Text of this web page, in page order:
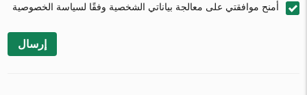
أمنح موافقتي على معالجة بياناتي الشخصية وفقًا لسياسة الخصوصية
إرسال